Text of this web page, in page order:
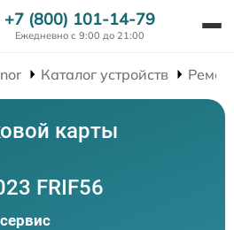
+7 (800) 101-14-79
Ежедневно с 9:00 до 21:00
Каталог устройств
карты
FRIF56